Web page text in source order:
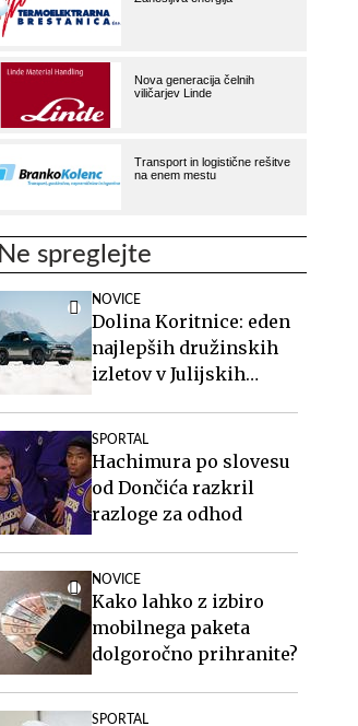
Ne spreglejte
NOVICE
Dolina Koritnice: eden
najlepših družinskih
izletov v Julijskih
SPORTAL
Hachimura po slovesu
od Dončića razkril
razloge za odhod
NOVICE
Kako lahko z izbiro
mobilnega paketa
dolgoročno prihranite?
SPORTAL